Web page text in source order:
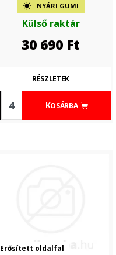
NYÁRI GUMI
Külső raktár
30 690 Ft
KOSÁRBA
RÉSZLETEK
Erősített oldalfal